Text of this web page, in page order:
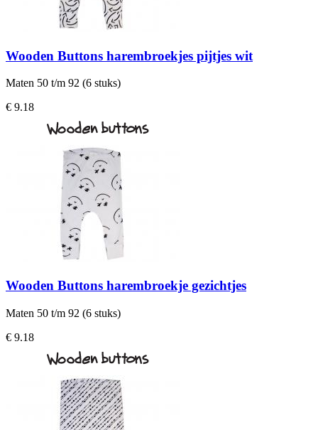
Wooden Buttons harembroekjes pijtjes wit
Maten 50 t/m 92 (6 stuks)
€ 9.18
Wooden Buttons harembroekje gezichtjes
Maten 50 t/m 92 (6 stuks)
€ 9.18